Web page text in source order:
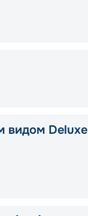
видом Deluxe